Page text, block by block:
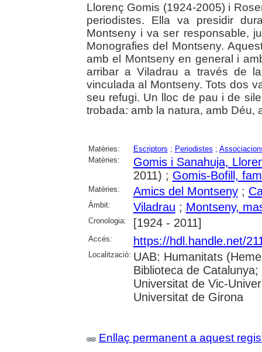
Llorenç Gomis (1924-2005) i
periodistes. Ella va presidir
Montseny i va ser responsable,
Monografies del Montseny.
amb el Montseny en general i
arribar a Viladrau a través de
vinculada al Montseny. Tots dos
seu refugi. Un lloc de pau i de
trobada: amb la natura, amb Déu,
Matèries: Escriptors ; Periodistes ;
Matèries:
Gomis i Sanahuja,
2011) ; Gomis-Bofill,
Matèries: Amics del Montseny;
Àmbit: Viladrau ; Montseny,
Cronologia: [1924 - 2011]
Accés: https://hdl.handle.net/
Localització: UAB: Humanitats
Biblioteca de
Universitat de Vic-
Universitat de Girona
Enllaç permanent a aquest